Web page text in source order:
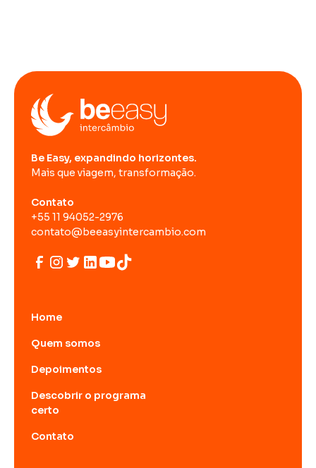
Be Easy, expandindo horizontes.
Mais que viagem, transformação.
Contato
+55 11 94052-2976
contato@beeasyintercambio.com
Home
Quem somos
Depoimentos
Descobrir o programa
certo
Contato